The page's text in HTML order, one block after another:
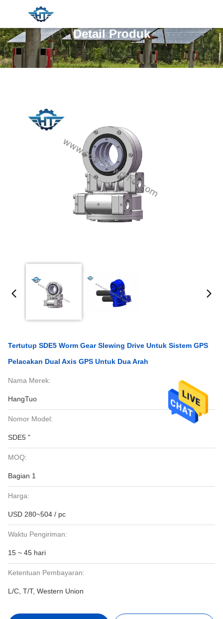
Detail Produk
Tertutup SDE5 Worm Gear Slewing Drive Untuk Sistem GPS
Pelacakan Dual Axis GPS Untuk Dua Arah
Nama Merek:
HangTuo
Nomor Model:
SDE5 "
MOQ:
Bagian 1
Harga:
USD 280~504 / pc
Waktu Pengiriman:
15 ~ 45 hari
Ketentuan Pembayaran:
L/C, T/T, Western Union